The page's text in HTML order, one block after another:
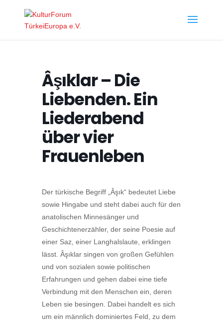
Âşıklar – Die
Liebenden. Ein
Liederabend
über vier
Frauenleben
Der türkische Begriff „Âşık“ bedeutet Liebe
sowie Hingabe und steht dabei auch für den
anatolischen Minnesänger und
Geschichtenerzähler, der seine Poesie auf
einer Saz, einer Langhalslaute, erklingen
lässt. Âşıklar singen von großen Gefühlen
und von sozialen sowie politischen
Erfahrungen und gehen dabei eine tiefe
Verbindung mit den Menschen ein, deren
Leben sie besingen. Dabei handelt es sich
um ein männlich dominiertes Feld, zu dem